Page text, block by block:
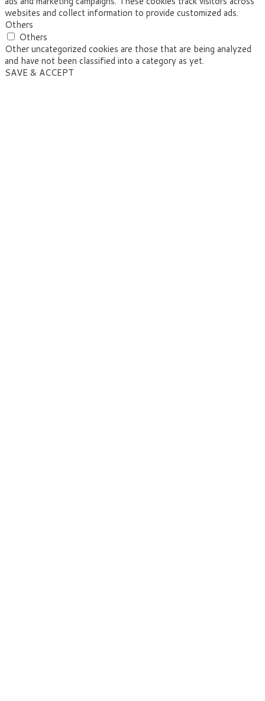
websites and collect information to provide customized ads.
Others
Others
Other uncategorized cookies are those that are being analyzed
and have not been classified into a category as yet.
SAVE & ACCEPT